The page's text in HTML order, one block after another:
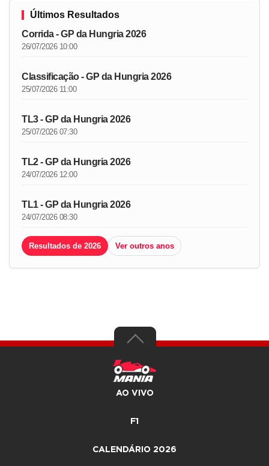
Últimos Resultados
Corrida - GP da Hungria 2026
26/07/2026 10:00
Classificação - GP da Hungria 2026
25/07/2026 11:00
TL3 - GP da Hungria 2026
25/07/2026 07:30
TL2 - GP da Hungria 2026
24/07/2026 12:00
TL1 - GP da Hungria 2026
24/07/2026 08:30
Resultados de 2026 Ver outros anos
AO VIVO
F1
CALENDÁRIO 2026